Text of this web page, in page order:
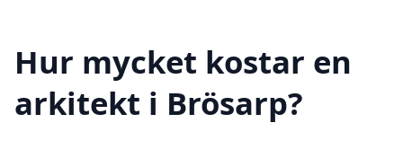
Hur mycket kostar en
arkitekt i Brösarp?